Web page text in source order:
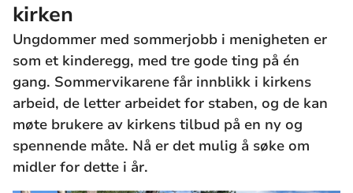
kirken
Ungdommer med sommerjobb i menigheten er
som et kinderegg, med tre gode ting på én
gang. Sommervikarene får innblikk i kirkens
arbeid, de letter arbeidet for staben, og de kan
møte brukere av kirkens tilbud på en ny og
spennende måte. Nå er det mulig å søke om
midler for dette i år.